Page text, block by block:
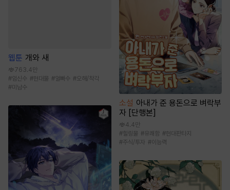
웹툰 개와 새
763.4만
#임신수 #현대물 #얼빠수 #오해/착각
#미남수
소설 아내가 준 용돈으로 벼락부
자 [단행본]
4.4만
#힐링물 #유쾌함 #현대판타지
#주식/투자 #이능력